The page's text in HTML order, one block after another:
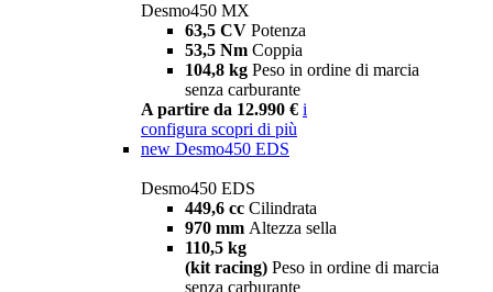
Desmo450 MX
63,5 CV Potenza
53,5 Nm Coppia
104,8 kg Peso in ordine di marcia
senza carburante
A partire da 12.990 € i
configura scopri di più
new Desmo450 EDS
Desmo450 EDS
449,6 cc Cilindrata
970 mm Altezza sella
110,5 kg
(kit racing) Peso in ordine di marcia
senza carburante